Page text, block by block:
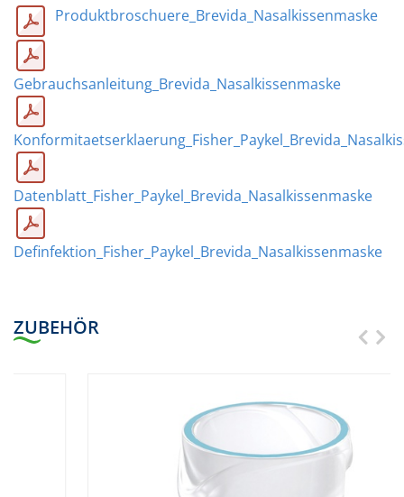
Produktbroschuere_Brevida_Nasalkissenmaske
Gebrauchsanleitung_Brevida_Nasalkissenmaske
Datenblatt_Fisher_Paykel_Brevida_Nasalkissenmaske
Definfektion_Fisher_Paykel_Brevida_Nasalkissenmaske
ZUBEHÖR